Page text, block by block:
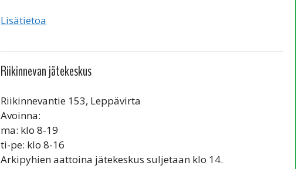
Lisätietoa
Riikinnevan jätekeskus
Riikinnevantie 153, Leppävirta
Avoinna:
ma: klo 8-19
ti-pe: klo 8-16
Arkipyhien aattoina jätekeskus suljetaan klo 14.